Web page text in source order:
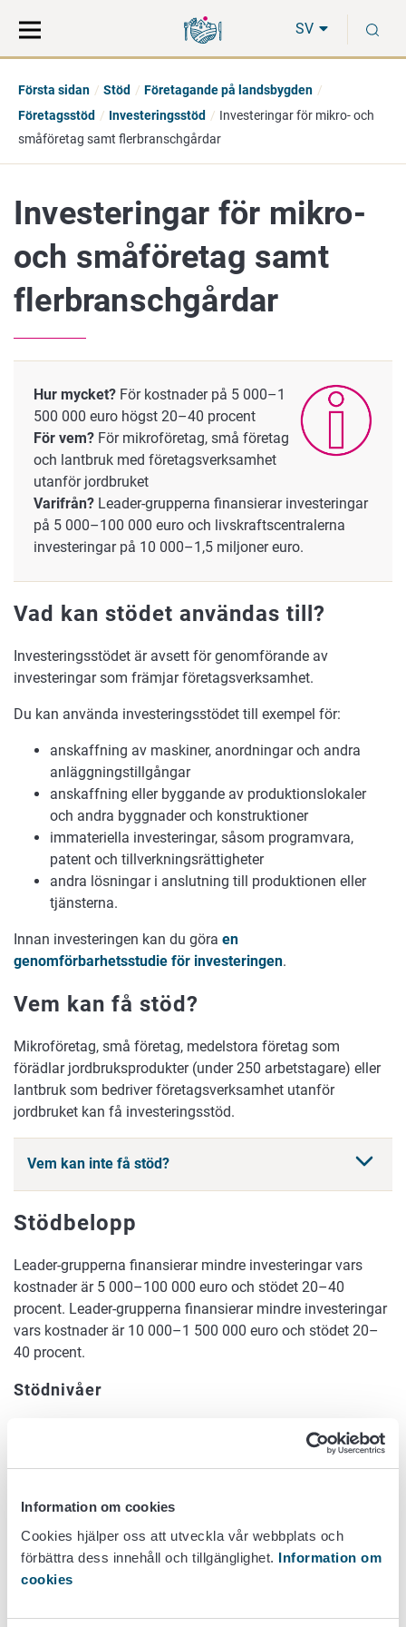
Information om cookies
Cookies hjälper oss att utveckla vår webbplats och
förbättra dess innehåll och tillgänglighet. Information om
cookies
direkt
till
på
hela
SV
Första sidan Stöd
Företagande på landsbygden
Företagsstöd
Investeringsstöd
Investeringar för mikro- och
småföretag samt flerbranschgårdar
Investeringar för mikro-
och småföretag samt
flerbranschgårdar
Hur mycket? För kostnader på 5 000–1
500 000 euro högst 20–40 procent
För vem? För mikroföretag, små företag
och lantbruk med företagsverksamhet
utanför jordbruket
Varifrån? Leader-grupperna finansierar investeringar
på 5 000–100 000 euro och livskraftscentralerna
investeringar på 10 000–1,5 miljoner euro.
Vad kan stödet användas till?
Investeringsstödet är avsett för genomförande av
investeringar som främjar företagsverksamhet.
Du kan använda investeringsstödet till exempel för:
anskaffning av maskiner, anordningar och andra
anläggningstillgångar
anskaffning eller byggande av produktionslokaler
och andra byggnader och konstruktioner
immateriella investeringar, såsom programvara,
patent och tillverkningsrättigheter
andra lösningar i anslutning till produktionen eller
tjänsterna.
Innan investeringen kan du göra en
genomförbarhetsstudie för investeringen.
Vem kan få stöd?
Mikroföretag, små företag, medelstora företag som
förädlar jordbruksprodukter (under 250 arbetstagare) eller
lantbruk som bedriver företagsverksamhet utanför
jordbruket kan få investeringsstöd.
Vem kan inte få stöd?
Stödbelopp
Leader-grupperna finansierar mindre investeringar vars
kostnader är 5 000–100 000 euro och stödet 20–40
procent. Leader-grupperna finansierar mindre investeringar
vars kostnader är 10 000–1 500 000 euro och stödet 20–
40 procent.
Stödnivåer
flerbranschgårdar